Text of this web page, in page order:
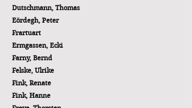
Dutschmann, Thomas
Eördegh, Peter
Frartuart
Ermgassen, Ecki
Farny, Bernd
Felske, Ulrike
Fink, Renate
Fink, Hanne